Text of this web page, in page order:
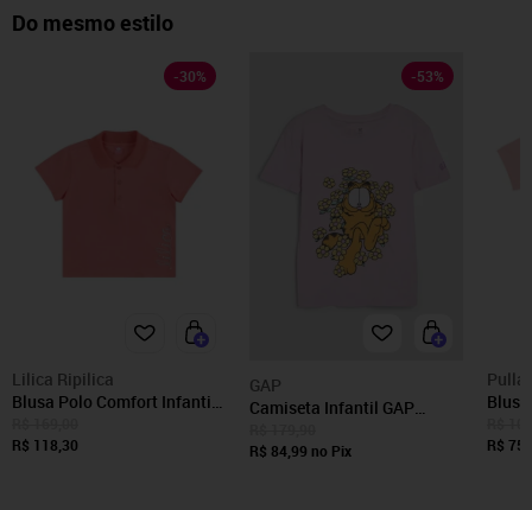
Do mesmo estilo
-30%
Lilica Ripilica
Blusa Polo Comfort Infantil
R$ 118,30
-53%
GAP
Camiseta Infantil GAP
R$ 84,99 no Pix
Pulla
Blusa
R$